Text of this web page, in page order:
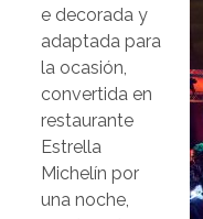
e decorada y
adaptada para
la ocasión,
convertida en
restaurante
Estrella
Michelín por
una noche,